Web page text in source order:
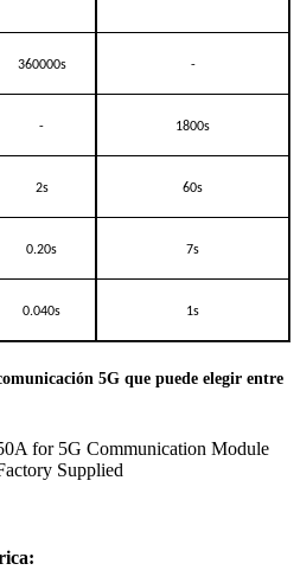
360000s -
- 1800s
2s 60s
0.20s 7s
0.040s 1s
5G que puede elegir entre